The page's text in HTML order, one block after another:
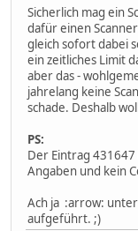
Sicherlich mag ein
dafür einen
gleich sofort dabei
ein zeitliches Limit
aber das -
jahrelang keine
schade. Deshalb
PS:
Der Eintrag 431647
Angaben und kein
Ach ja :arrow:
aufgeführt. ;)